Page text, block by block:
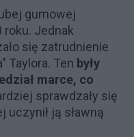
gumowej
Jednak
się zatrudnienie
Taylora. Ten były
marce, co
sprawdzały się
uczynił ją sławną